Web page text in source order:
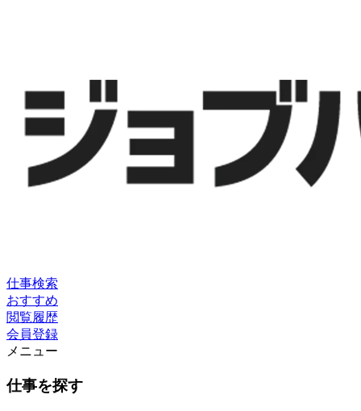
仕事検索
おすすめ
閲覧履歴
会員登録
メニュー
仕事を探す